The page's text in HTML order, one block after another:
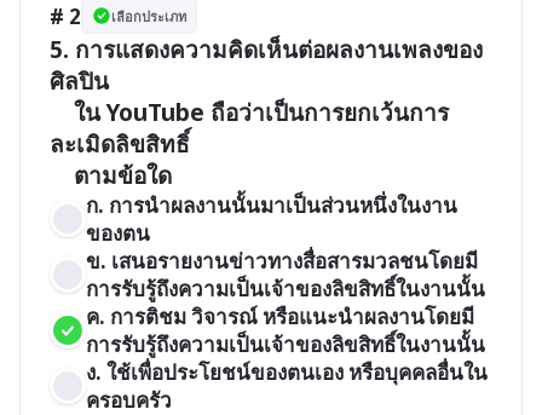
# 2 เลือกประเภท
5. การแสดงความคิดเห็นต่อผลงานเพลงของ
ศิลปิน
ละเมิดลิขสิทธิ์
ก. การนำผลงานนั้นมาเป็นส่วนหนึ่งในงาน
ข. เสนอรายงานข่าวทางสื่อสารมวลชนโดยมี
การรับรู้ถึงความเป็นเจ้าของลิขสิทธิ์ในงานนั้น
ค. การติชม วิจารณ์ หรือแนะนำผลงานโดยมี
การรับรู้ถึงความเป็นเจ้าของลิขสิทธิ์ในงานนั้น
ง. ใช้เพื่อประโยชน์ของตนเอง หรือบุคคลอื่นใน
ครอบครัว